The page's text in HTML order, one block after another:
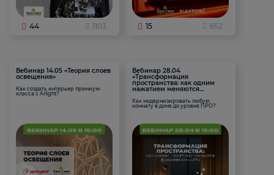
44 1103 15 652
Вебинар 14.05 «Теория слоев
освещения»
Как создать интерьер премиум-
класса с Arlight?
Вебинар 28.04
«Трансформация
пространства: как одним
нажатием меняются
Как модернизировать любую
комнату в доме до уровня ПРО?